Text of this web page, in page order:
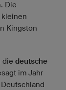
Die
kleinen
Kingston
die deutsche
im Jahr